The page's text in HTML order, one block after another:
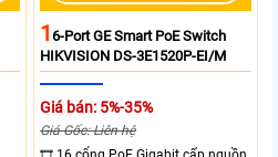
16-Port GE Smart PoE Switch
HIKVISION DS-3E1520P-EI/M
Giá bán: 5%-35%
Giá Gốc: Liên hệ